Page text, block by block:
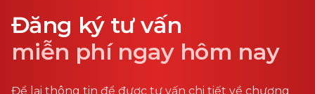
Đăng ký tư vấn
miễn phí ngay hôm nay
Để lại thông tin để được tư vấn chi tiết về chương